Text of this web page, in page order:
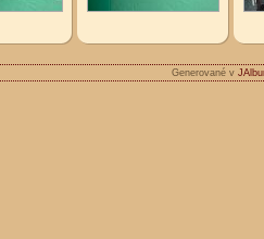
Generované v